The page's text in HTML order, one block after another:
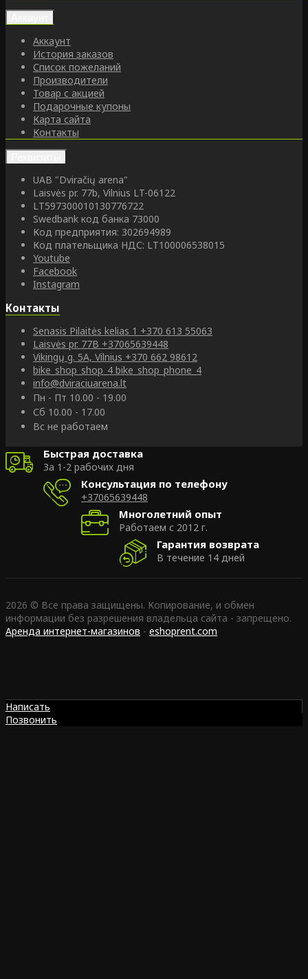
Аккаунт
История заказов
Список пожеланий
Производители
Товар с акцией
Подарочные купоны
Карта сайта
Контакты
UAB "Dviračių arena"
Laisvės pr. 77b, Vilnius LT-06122
LT597300010130776722
Swedbank код банка 73000
Код предприятия: 302694989
Код плательщика НДС: LT100006538015
Youtube
Facebook
Instagram
Контакты
Senasis Pilaitės kelias 1 +370 613 55063
Laisvės pr. 77B +37065639448
Vikingų g. 5A, Vilnius +370 662 98612
bike_shop_shop_4 bike_shop_phone_4
info@dviraciuarena.lt
Пн - Пт 10.00 - 19.00
Сб 10.00 - 17.00
Вс не работаем
Быстрая доставка
За 1-2 рабочих дня
Консультация по телефону
+37065639448
Многолетний опыт
Работаем с 2012 г.
Гарантия возврата
В течение 14 дней
2026 © Все права защищены. Копирование, и обмен
информации без разрешения владельца сайта - запрещено.
Аренда интернет-магазинов - eshoprent.com
Написать
Позвонить